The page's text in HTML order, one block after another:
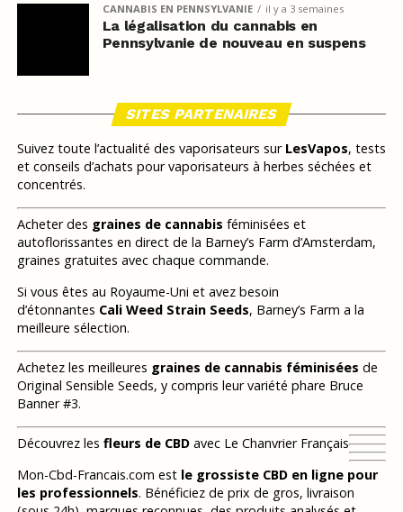
CANNABIS EN PENNSYLVANIE il y a 3 semaines
La légalisation du cannabis en
Pennsylvanie de nouveau en suspens
SITES PARTENAIRES
Suivez toute l’actualité des vaporisateurs sur LesVapos, tests
et conseils d’achats pour vaporisateurs à herbes séchées et
concentrés.
Acheter des graines de cannabis féminisées et
autoflorissantes en direct de la Barney’s Farm d’Amsterdam,
graines gratuites avec chaque commande.
Si vous êtes au Royaume-Uni et avez besoin
d’étonnantes Cali Weed Strain Seeds, Barney’s Farm a la
meilleure sélection.
Achetez les meilleures graines de cannabis féminisées de
Original Sensible Seeds, y compris leur variété phare Bruce
Banner #3.
Découvrez les fleurs de CBDavec Le Chanvrier Français
Mon-Cbd-Francais.com est le grossiste CBD en ligne pour
les professionnels. Bénéficiez de prix de gros, livraison